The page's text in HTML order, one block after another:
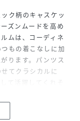
ク柄のキャスケッ
ズンムードを高め
ムは、コーディネ
もの着こなしに加
ります。パンツス
てクラシカルに
て活躍してくれそ